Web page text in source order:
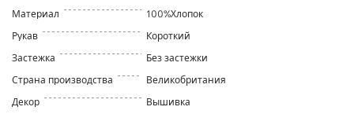
Материал
100%Хлопок
Рукав
Короткий
Застежка
Без застежки
Страна производства
Великобритания
Декор
Вышивка